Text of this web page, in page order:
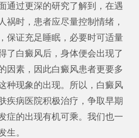
过更深的研究了解到，在遇
祸时，患者应尽量控制情绪，
保证充足睡眠，必要时可适量
了白癜风后，身体便会出现了
因素，因此白癜风患者更要多
种现象的出现。所以，白癜风
疾病医院积极治疗，争取早期
症的出现有机可乘。我们也一
生。